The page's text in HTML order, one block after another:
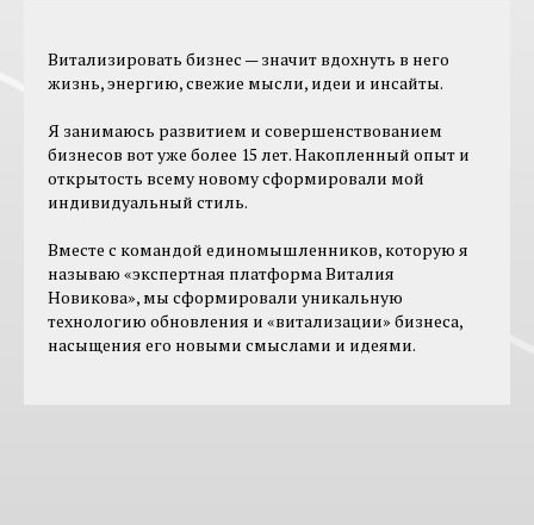
Витализировать бизнес — значит вдохнуть в него
жизнь, энергию, свежие мысли, идеи и инсайты.
Я занимаюсь развитием и совершенствованием
бизнесов вот уже более 15 лет. Накопленный опыт и
открытость всему новому сформировали мой
индивидуальный стиль.
Вместе с командой единомышленников, которую я
называю «экспертная платформа Виталия
Новикова», мы сформировали уникальную
технологию обновления и «витализации» бизнеса,
насыщения его новыми смыслами и идеями.